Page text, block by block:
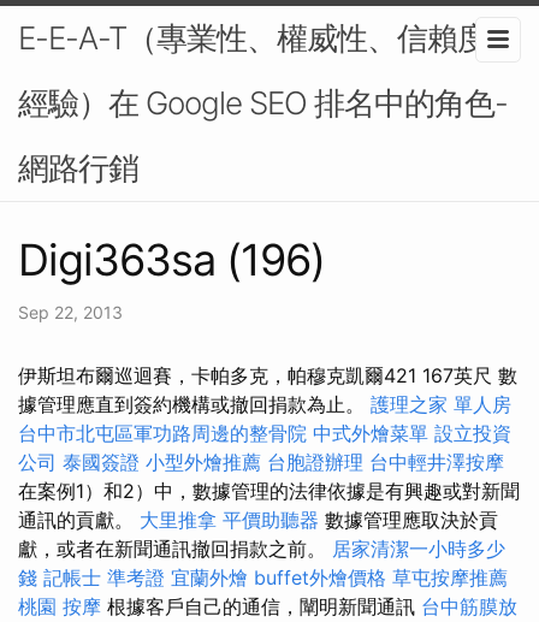
E-E-A-T（專業性、權威性、信賴度、
經驗）在 Google SEO 排名中的角色-
網路行銷
Digi363sa (196)
Sep 22, 2013
伊斯坦布爾巡迴賽，卡帕多克，帕穆克凱爾421 167英尺 數
據管理應直到簽約機構或撤回捐款為止。 護理之家 單人房
台中市北屯區軍功路周邊的整骨院 中式外燴菜單 設立投資
公司 泰國簽證 小型外燴推薦 台胞證辦理 台中輕井澤按摩
在案例1）和2）中，數據管理的法律依據是有興趣或對新聞
通訊的貢獻。 大里推拿 平價助聽器 數據管理應取決於貢
獻，或者在新聞通訊撤回捐款之前。 居家清潔一小時多少
錢 記帳士 準考證 宜蘭外燴 buffet外燴價格 草屯按摩推薦
桃園 按摩 根據客戶自己的通信，闡明新聞通訊 台中筋膜放